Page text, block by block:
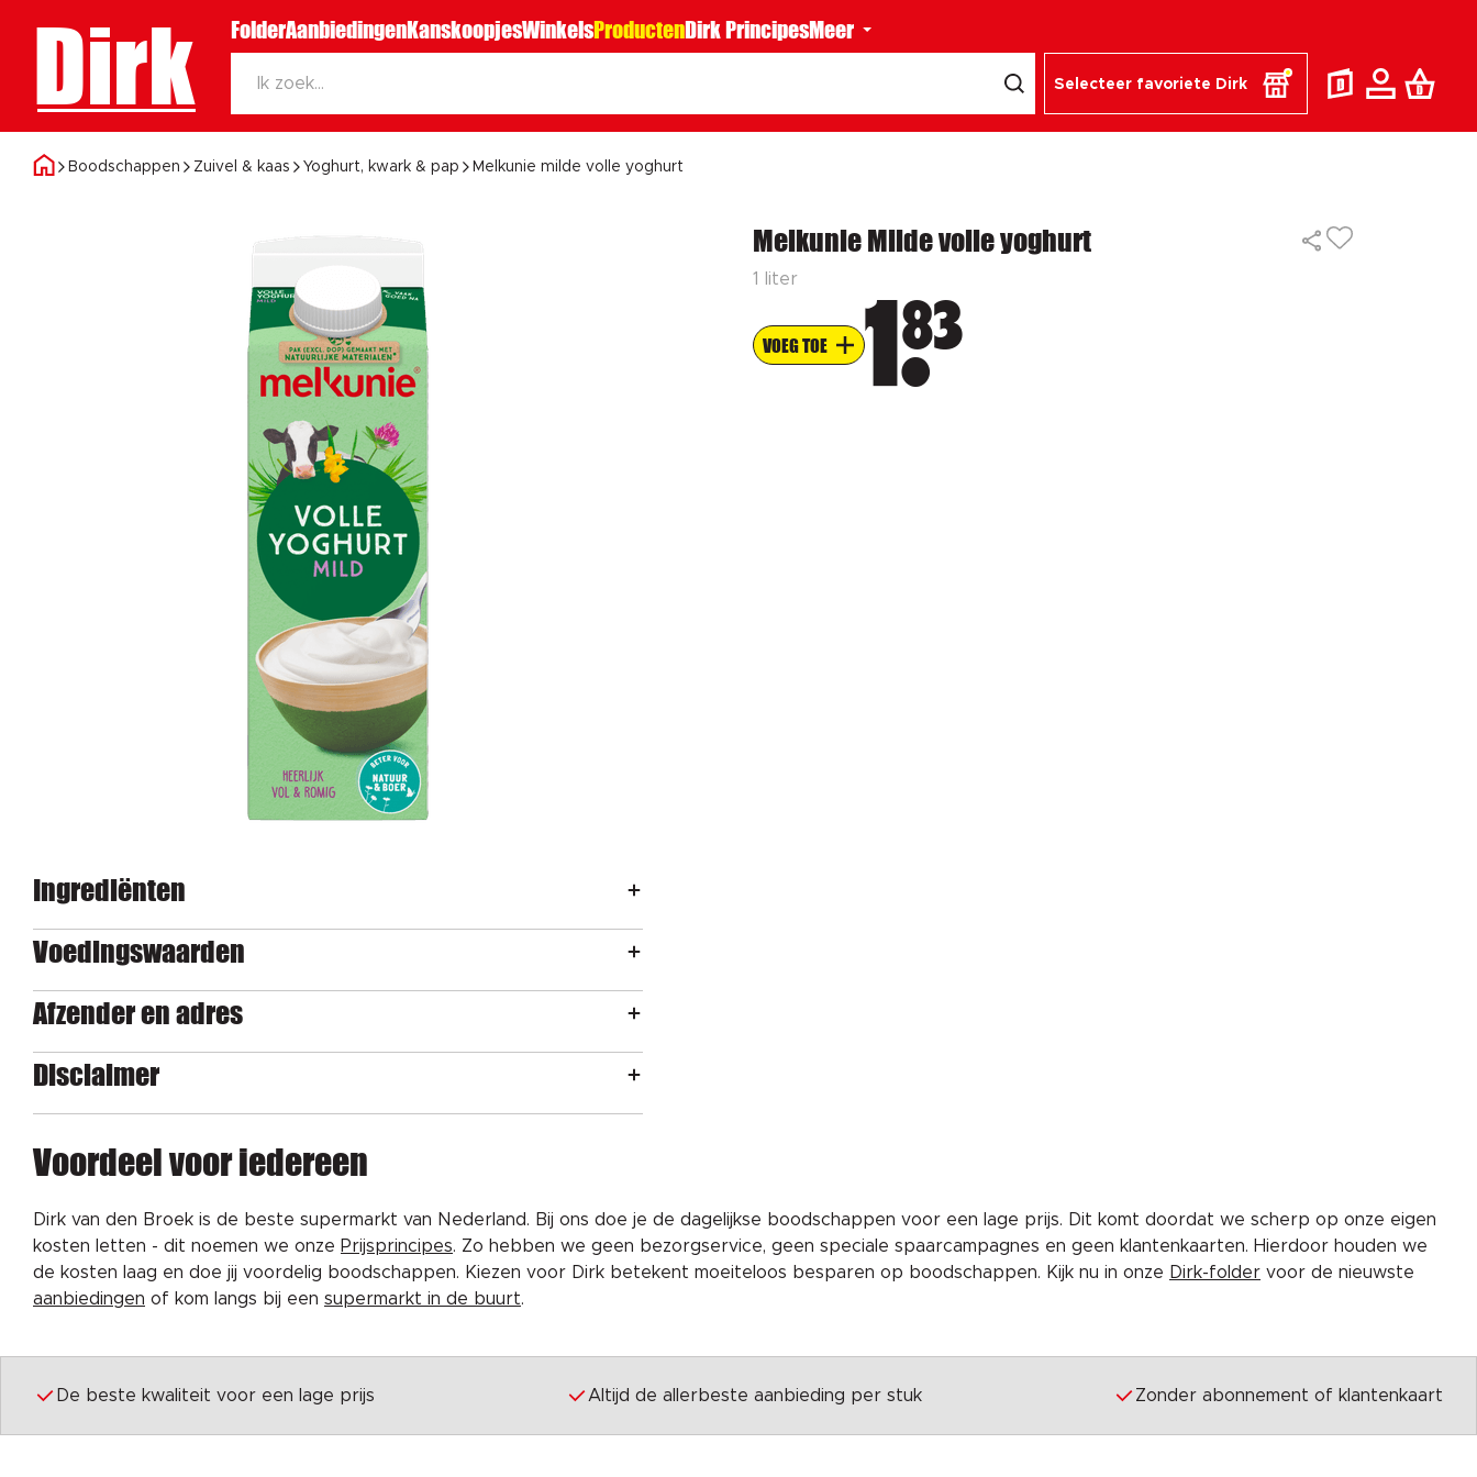
Dirk FolderAanbiedingenKanskoopjesWinkelsProductenDirk PrincipesMeer
Selecteer favoriete Dirk
Boodschappen Zuivel & kaas Yoghurt, kwark & pap Melkunie milde volle yoghurt
Melkunie Milde volle yoghurt
1 liter
VOEG TOE 1 83
Ingrediënten
Voedingswaarden
Afzender en adres
Disclaimer
Voordeel voor iedereen
Dirk van den Broek is de beste supermarkt van Nederland. Bij ons doe je de dagelijkse boodschappen voor een lage prijs. Dit komt doordat we scherp op onze eigen
kosten letten - dit noemen we onze Prijsprincipes. Zo hebben we geen bezorgservice, geen speciale spaarcampagnes en geen klantenkaarten. Hierdoor houden we
de kosten laag en doe jij voordelig boodschappen. Kiezen voor Dirk betekent moeiteloos besparen op boodschappen. Kijk nu in onze Dirk-folder voor de nieuwste
aanbiedingen of kom langs bij een supermarkt in de buurt.
De beste kwaliteit voor een lage prijs Altijd de allerbeste aanbieding per stuk Zonder abonnement of klantenkaart